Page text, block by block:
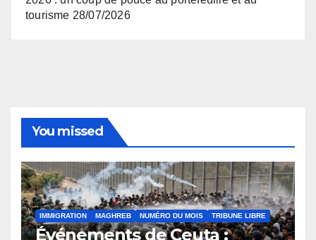
tourisme 28/07/2026
You missed
IMMIGRATION MAGHREB NUMÉRO DU MOIS TRIBUNE LIBRE
Événements de Ceuta :